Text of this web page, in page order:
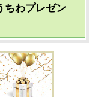
ちわプレゼン